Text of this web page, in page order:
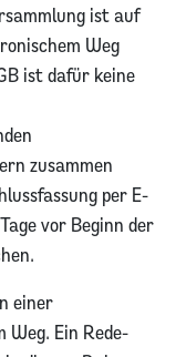
ist auf
Weg
ist dafür keine
zusammen
per E-
vor Beginn der
einer
Weg. Ein Rede-